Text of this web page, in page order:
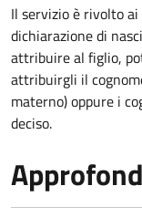
Il servizio è rivolto
dichiarazione di
attribuire al figlio,
attribuirgli il
materno) oppure i
deciso.